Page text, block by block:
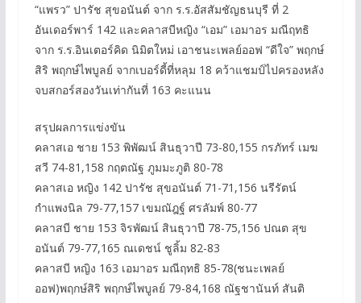
“แพรว” ปารัช สุขอนันต์ จาก ร.ร.อัสสัมชัญธนบุรี ที่ 2
อันเดอร์พาร์ 142 และคลาสบีหญิง “เอม” เอมาอร มณีฤทธิ
จาก ร.ร.อินเตอร์คิด นิมิตใหม่ เอาชนะเพลย์ออฟ “ดีใจ” พฤกษ์
สิริ พฤกษ์ไพบูลย์ จากเบอร์ดี้ที่หลุม 18 คว้าแชมป์ไปครองหลัง
จบสกอร์สองวันเท่ากันที่ 163 คะแนน
สรุปผลการแข่งขัน
คลาสเอ ชาย 153 พิพัฒน์ สินธุวาปี 73-80,155 กรภัทร์ เมฆ
สวี 74-81,158 กฤตณัฐ ภูมมะภูติ 80-78
คลาสเอ หญิง 142 ปารัช สุขอนันต์ 71-71,156 นรีรัตน์
กำแพงนิล 79-77,157 เขมณัฎฐ์ ศรลัมพ์ 80-77
คลาสบี ชาย 153 จิรพัฒน์ สินธุวาปี 78-75,156 ปณต สุข
อนันต์ 79-77,165 ณเดชน์ ชูลิ้ม 82-83
คลาสบี หญิง 163 เอมาอร มณีฤทธิ 85-78(ชนะเพลย์
ออฟ)พฤกษ์สิริ พฤกษ์ไพบูลย์ 79-84,168 ณัฐชานันท์ สันติ